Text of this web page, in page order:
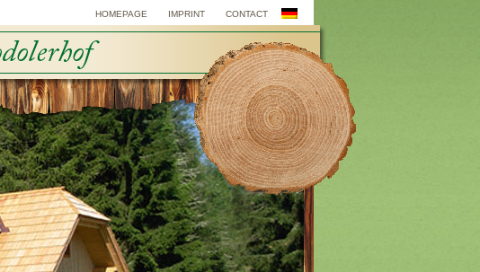
HOMEPAGE IMPRINT CONTACT